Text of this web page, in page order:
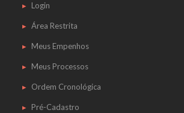
Login
Área Restrita
Meus Empenhos
Meus Processos
Ordem Cronológica
Pré-Cadastro